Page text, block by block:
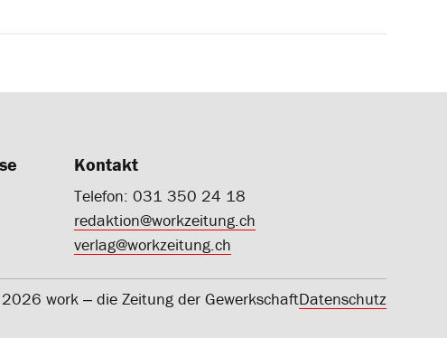
Kontakt
Telefon: 031 350 24 18
redaktion@workzeitung.ch
verlag@workzeitung.ch
work ‒ die Zeitung der GewerkschaftDatenschutz